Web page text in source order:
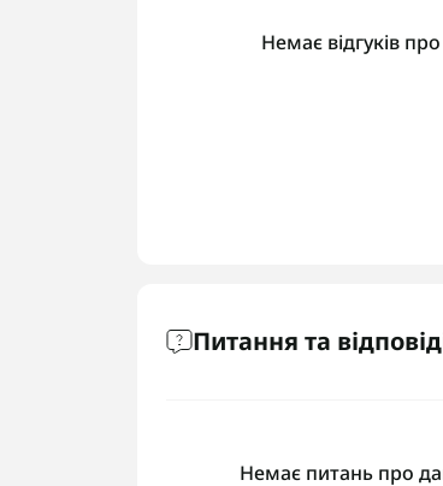
Немає відгуків
Питання та
Немає питань про